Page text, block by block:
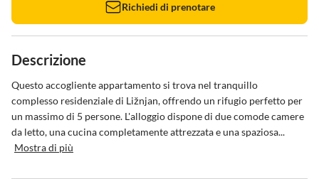
Richiedi di prenotare
Descrizione
Questo accogliente appartamento si trova nel tranquillo
complesso residenziale di Ližnjan, offrendo un rifugio perfetto per
un massimo di 5 persone. L'alloggio dispone di due comode camere
da letto, una cucina completamente attrezzata e una spaziosa...
Mostra di più